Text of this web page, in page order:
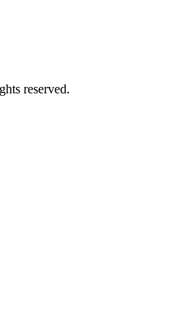
reserved.